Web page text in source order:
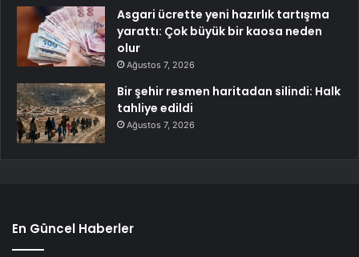
Asgari ücrette yeni hazırlık tartışma
yarattı: Çok büyük bir kaosa neden
olur
Ağustos 7, 2026
Bir şehir resmen haritadan silindi: Halk
tahliye edildi
Ağustos 7, 2026
En Güncel Haberler